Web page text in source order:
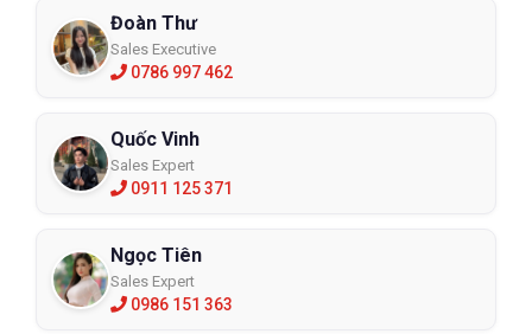
Đoàn Thư
Sales Executive
0786 997 462
Quốc Vinh
Sales Expert
0911 125 371
Ngọc Tiên
Sales Expert
0986 151 363